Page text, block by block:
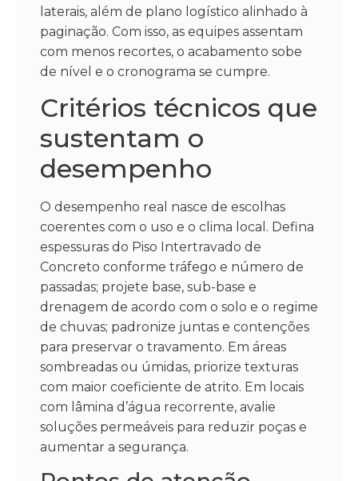
laterais, além de plano logístico alinhado à
paginação. Com isso, as equipes assentam
com menos recortes, o acabamento sobe
de nível e o cronograma se cumpre.
Critérios técnicos que
sustentam o
desempenho
O desempenho real nasce de escolhas
coerentes com o uso e o clima local. Defina
espessuras do Piso Intertravado de
Concreto conforme tráfego e número de
passadas; projete base, sub-base e
drenagem de acordo com o solo e o regime
de chuvas; padronize juntas e contenções
para preservar o travamento. Em áreas
sombreadas ou úmidas, priorize texturas
com maior coeficiente de atrito. Em locais
com lâmina d’água recorrente, avalie
soluções permeáveis para reduzir poças e
aumentar a segurança.